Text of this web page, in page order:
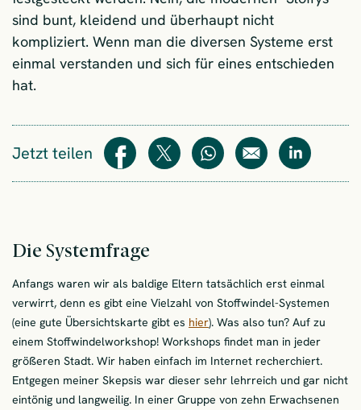
sind bunt, kleidend und überhaupt nicht
kompliziert. Wenn man die diversen Systeme erst
einmal verstanden und sich für eines entschieden
hat.
Jetzt teilen Teilen Teilen WhatsAppE-Mail Teilen
Die Systemfrage
Anfangs waren wir als baldige Eltern tatsächlich erst einmal
verwirrt, denn es gibt eine Vielzahl von Stoffwindel-Systemen
(eine gute Übersichtskarte gibt es hier). Was also tun? Auf zu
einem Stoffwindelworkshop! Workshops findet man in jeder
größeren Stadt. Wir haben einfach im Internet recherchiert.
Entgegen meiner Skepsis war dieser sehr lehrreich und gar nicht
eintönig und langweilig. In einer Gruppe von zehn Erwachsenen